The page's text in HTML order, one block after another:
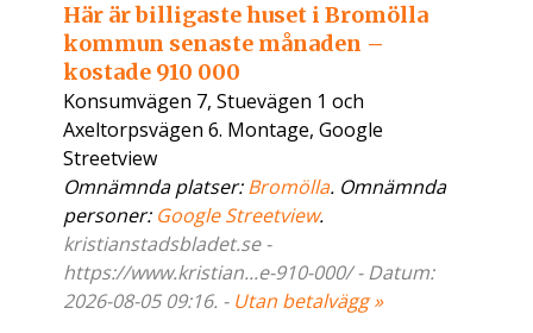
Här är billigaste huset i Bromölla
kommun senaste månaden –
kostade 910 000
Konsumvägen 7, Stuevägen 1 och
Axeltorpsvägen 6. Montage, Google
Streetview
Omnämnda platser:Bromölla. Omnämnda
personer: Google Streetview.
kristianstadsbladet.se -
https://www.kristian...e-910-000/ - Datum:
2026-08-05 09:16. - Utan betalvägg »